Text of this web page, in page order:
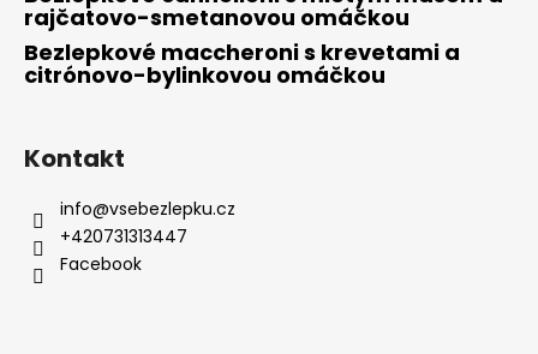
rajčatovo-smetanovou omáčkou
Bezlepkové maccheroni s krevetami a
citrónovo-bylinkovou omáčkou
Kontakt
info@vsebezlepku.cz
+420731313447
Facebook